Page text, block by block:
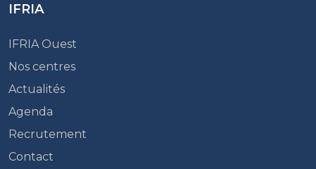
IFRIA
IFRIA Ouest
Nos centres
Actualités
Agenda
Recrutement
Contact